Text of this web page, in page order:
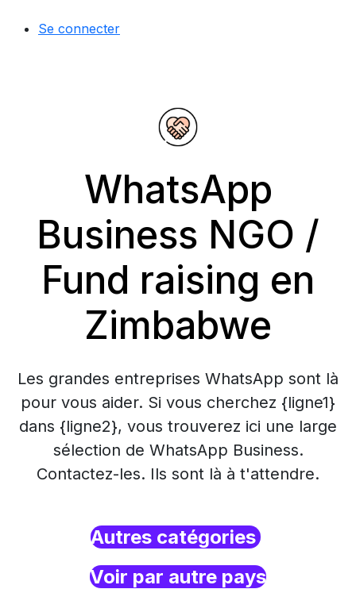
Se connecter
WhatsApp
Business NGO /
Fund raising en
Zimbabwe
Les grandes entreprises WhatsApp sont là
pour vous aider. Si vous cherchez {ligne1}
dans {ligne2}, vous trouverez ici une large
sélection de WhatsApp Business.
Contactez-les. Ils sont là à t'attendre.
Autres catégories
Voir par autre pays